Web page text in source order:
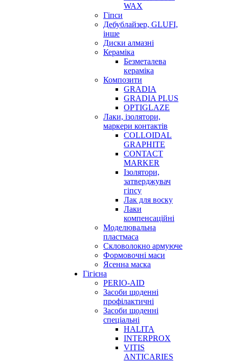
WAX
Гіпси
Дебублайзер, GLUFI,
інше
Диски алмазні
Кераміка
Безметалева
кераміка
Композити
GRADIA
GRADIA PLUS
OPTIGLAZE
Лаки, ізолятори,
маркери контактів
COLLOIDAL
GRAPHITE
CONTACT
MARKER
Ізолятори,
затверджувач
гіпсу
Лак для воску
Лаки
компенсаційні
Моделювальна
пластмаса
Скловолокно армуюче
Формовочні маси
Ясенна маска
Гігієна
PERIO-AID
Засоби щоденні
профілактичні
Засоби щоденні
спеціальні
HALITA
INTERPROX
VITIS
ANTICARIES